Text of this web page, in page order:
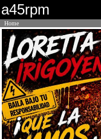
a45rpm
Home